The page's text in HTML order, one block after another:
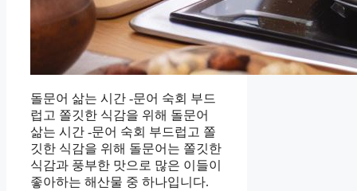
돌문어 삶는 시간 -문어 숙회 부드
럽고 쫄깃한 식감을 위해 돌문어
삶는 시간 -문어 숙회 부드럽고 쫄
깃한 식감을 위해 돌문어는 쫄깃한
식감과 풍부한 맛으로 많은 이들이
좋아하는 해산물 중 하나입니다.